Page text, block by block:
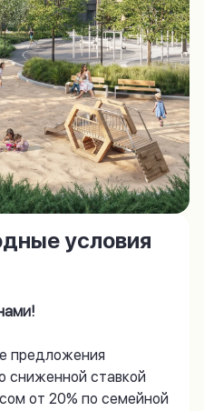
условия
предложения
сниженной ставкой
от 20% по семейной